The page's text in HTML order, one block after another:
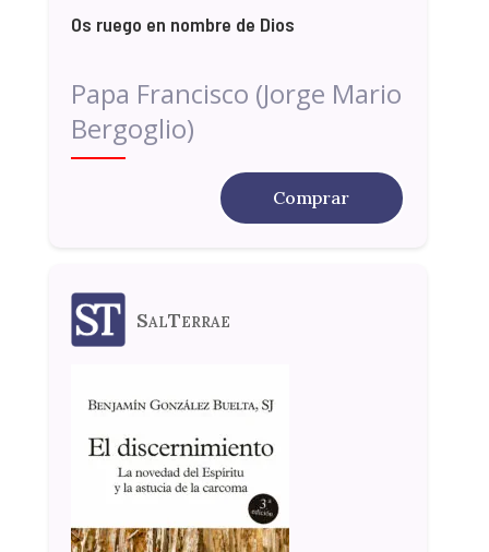
Os ruego en nombre de Dios
Papa Francisco (Jorge Mario
Bergoglio)
Comprar
SalTerrae